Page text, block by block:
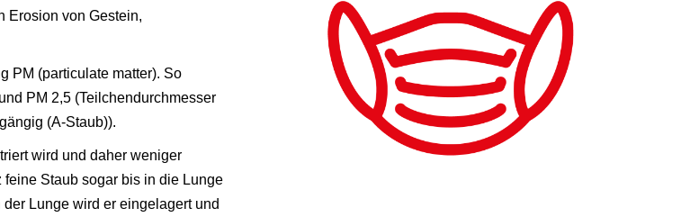
Erosion von Gestein,
PM (particulate matter). So
PM 2,5 (Teilchendurchmesser
(A-Staub)).
wird und daher weniger
Staub sogar bis in die Lunge
Lunge wird er eingelagert und